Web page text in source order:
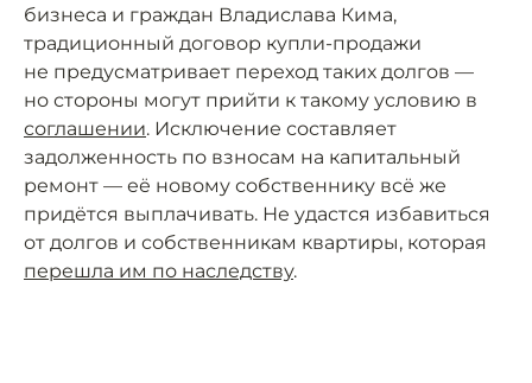
бизнеса и граждан Владислава Кима,
традиционный договор купли-продажи
не предусматривает переход таких долгов —
но стороны могут прийти к такому условию в
соглашении. Исключение составляет
задолженность по взносам на капитальный
ремонт — её новому собственнику всё же
придётся выплачивать. Не удастся избавиться
от долгов и собственникам квартиры, которая
перешла им по наследству.